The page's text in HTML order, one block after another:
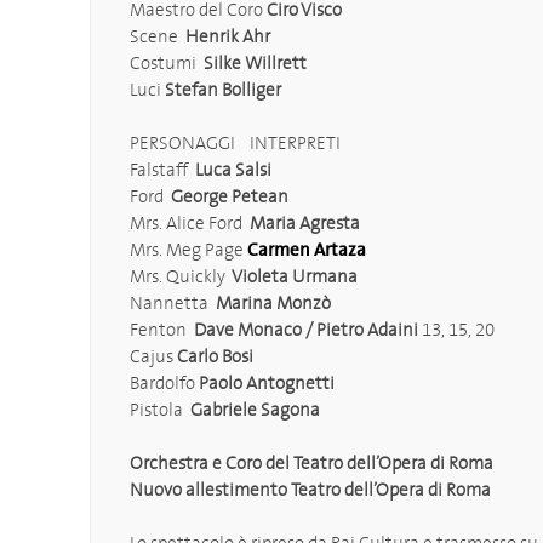
Maestro del CoroCiro Visco
Scene Henrik Ahr
Costumi Silke Willrett
Luci Stefan Bolliger
PERSONAGGI INTERPRETI
FalstaffLuca Salsi
Ford George Petean
Mrs. Alice Ford Maria Agresta
Mrs. Meg Page Carmen Artaza
Mrs. Quickly Violeta Urmana
Nannetta Marina Monzò
Fenton Dave Monaco / Pietro Adaini 13, 15, 20
CajusCarlo Bosi
Bardolfo Paolo Antognetti
Pistola Gabriele Sagona
Orchestra e Coro del Teatro dell’Opera di Roma
Nuovo allestimento Teatro dell’Opera di Roma